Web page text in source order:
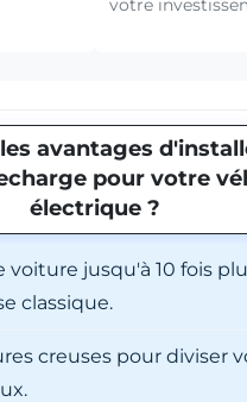
votre
avantages
pour votre
électrique ?
voiture jusqu'à 10 fois
classique.
creuses pour diviser